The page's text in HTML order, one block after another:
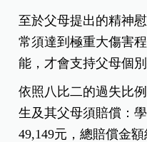
至於父母提出的精神
常須達到極重大傷害
能，才會支持父母個
依照八比二的過失比
生及其父母須賠償：
49,149元，總賠償金